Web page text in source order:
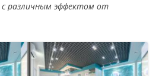
различным эффектом от